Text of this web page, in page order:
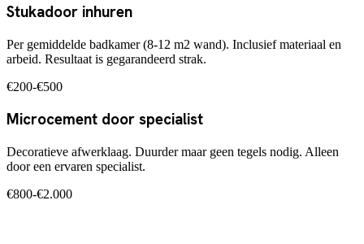
Stukadoor inhuren
Per gemiddelde badkamer (8-12 m2 wand). Inclusief materiaal en
arbeid. Resultaat is gegarandeerd strak.
€200-€500
Microcement door specialist
Decoratieve afwerklaag. Duurder maar geen tegels nodig. Alleen
door een ervaren specialist.
€800-€2.000